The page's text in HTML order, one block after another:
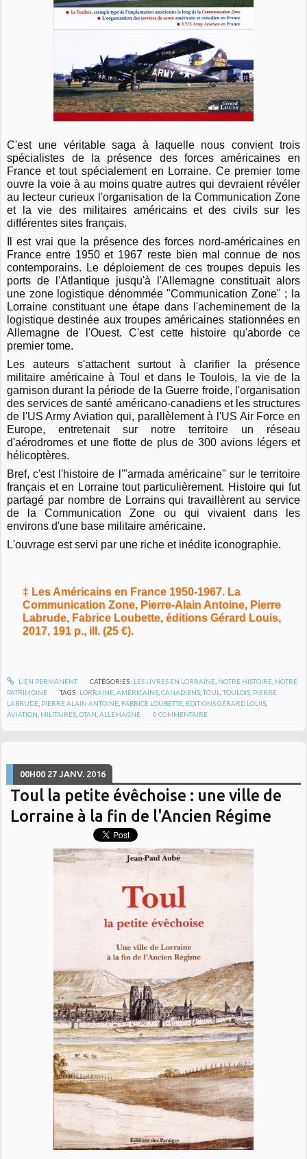
C'est une véritable saga à laquelle nous convient trois
spécialistes de la présence des forces américaines en
France et tout spécialement en Lorraine. Ce premier tome
ouvre la voie à au moins quatre autres qui devraient révéler
au lecteur curieux l'organisation de la Communication Zone
et la vie des militaires américains et des civils sur les
différentes sites français.
Il est vrai que la présence des forces nord-américaines en
France entre 1950 et 1967 reste bien mal connue de nos
contemporains. Le déploiement de ces troupes depuis les
ports de l'Atlantique jusqu'à l'Allemagne constituait alors
une zone logistique dénommée "Communication Zone" ; la
Lorraine constituant une étape dans l'acheminement de la
logistique destinée aux troupes américaines stationnées en
Allemagne de l'Ouest. C'est cette histoire qu'aborde ce
premier tome.
Les auteurs s'attachent surtout à clarifier la présence
militaire américaine à Toul et dans le Toulois, la vie de la
garnison durant la période de la Guerre froide, l'organisation
des services de santé américano-canadiens et les structures
de l'US Army Aviation qui, parallèlement à l'US Air Force en
Europe, entretenait sur notre territoire un réseau
d'aérodromes et une flotte de plus de 300 avions légers et
hélicoptères.
Bref, c'est l'histoire de l'"armada américaine" sur le territoire
français et en Lorraine tout particulièrement. Histoire qui fut
partagé par nombre de Lorrains qui travaillèrent au service
de la Communication Zone ou qui vivaient dans les
environs d'une base militaire américaine.
L'ouvrage est servi par une riche et inédite iconographie.
‡ Les Américains en France 1950-1967. La
Communication Zone, Pierre-Alain Antoine, Pierre
Labrude, Fabrice Loubette, éditions Gérard Louis,
2017, 191 p., ill. (25 €).
LIEN PERMANENT CATÉGORIES : LES LIVRES EN LORRAINE, NOTRE HISTOIRE, NOTRE
PATRIMOINE
TAGS : LORRAINE ,AMÉRICAINS ,CANADIENS ,TOUL ,TOULOIS PIERRE
LABRUDE PIERRE ALAIN ANTOINE FABRICE LOUBETTE ÉDITIONS GÉRARD LOUIS
AVIATION MILITAIRES ,OTAN ,ALLEMAGNE 0 COMMENTAIRE
00H00 27 JANV. 2016
Toul la petite évêchoise : une ville de
Lorraine à la fin de l'Ancien Régime